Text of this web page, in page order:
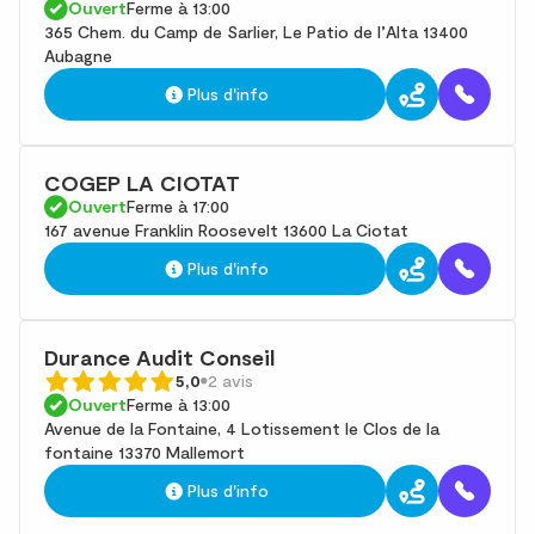
OuvertFerme à 13:00
365 Chem. du Camp de Sarlier, Le Patio de l’Alta 13400
Aubagne
Plus d'info
COGEP LA CIOTAT
OuvertFerme à 17:00
167 avenue Franklin Roosevelt 13600 La Ciotat
Plus d'info
Durance Audit Conseil
5,0 2 avis
OuvertFerme à 13:00
Avenue de la Fontaine, 4 Lotissement le Clos de la
fontaine 13370 Mallemort
Plus d'info